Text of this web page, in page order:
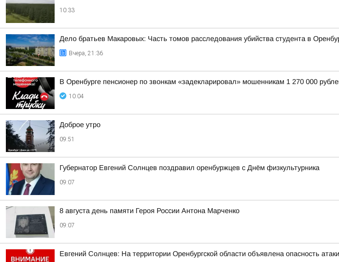
10:33
Дело братьев Макаровых: Часть томов расследования убийства студента в
Вчера, 21:36
В Оренбурге пенсионер по звонкам «задекларировал» мошенникам 1 270 000
10:04
Доброе утро
09:51
Губернатор Евгений Солнцев поздравил оренбуржцев с Днём физкультурника
09:07
8 августа день памяти Героя России Антона Марченко
09:07
Евгений Солнцев: На территории Оренбургской области объявлена опасность